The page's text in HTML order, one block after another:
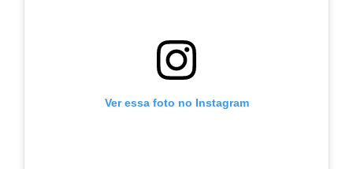
Ver essa foto no Instagram